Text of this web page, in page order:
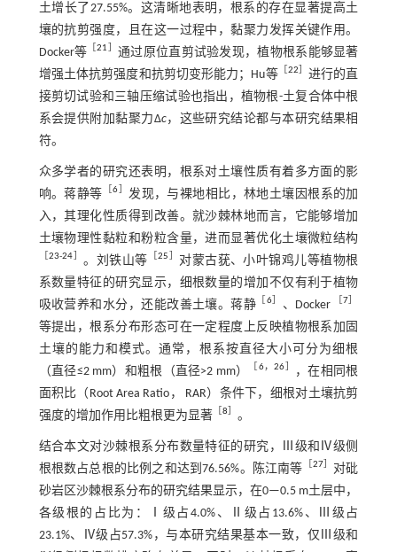
土增长了27.55%。这清晰地表明，根系的存在显著提高土
壤的抗剪强度，且在这一过程中，黏聚力发挥关键作用。
Docker等 ［21］通过原位直剪试验发现，植物根系能够显著
增强土体抗剪强度和抗剪切变形能力；Hu等［22］进行的直
接剪切试验和三轴压缩试验也指出，植物根-土复合体中根
系会提供附加黏聚力Δc，这些研究结论都与本研究结果相
符。
众多学者的研究还表明，根系对土壤性质有着多方面的影
响。蒋静等 ［6］ 发现，与裸地相比，林地土壤因根系的加
入，其理化性质得到改善。就沙棘林地而言，它能够增加
土壤物理性黏粒和粉粒含量，进而显著优化土壤微粒结构
［23-24］ 。刘铁山等 ［25］ 对蒙古莸、小叶锦鸡儿等植物根
系数量特征的研究显示，细根数量的增加不仅有利于植物
吸收营养和水分，还能改善土壤。蒋静 ［6］ 、Docker ［7］
等提出，根系分布形态可在一定程度上反映植物根系加固
土壤的能力和模式。通常，根系按直径大小可分为细根
（直径≤2 mm）和粗根（直径>2 mm）
［6，26］
，在相同根
面积比（Root Area Ratio， RAR）条件下，细根对土壤抗剪
强度的增加作用比粗根更为显著［8］ 。
结合本文对沙棘根系分布数量特征的研究，Ⅲ级和Ⅳ级侧
根根数占总根的比例之和达到76.56%。陈江南等 ［27］ 对砒
砂岩区沙棘根系分布的研究结果显示，在0—0.5 m土层中，
各级根的占比为：Ⅰ级占4.0%、Ⅱ级占13.6%、Ⅲ级占
23.1%、Ⅳ级占57.3%，与本研究结果基本一致，仅Ⅲ级和